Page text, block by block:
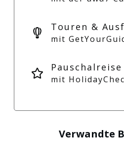
Touren &
mit
Pauschalreise
mit
Verwandte